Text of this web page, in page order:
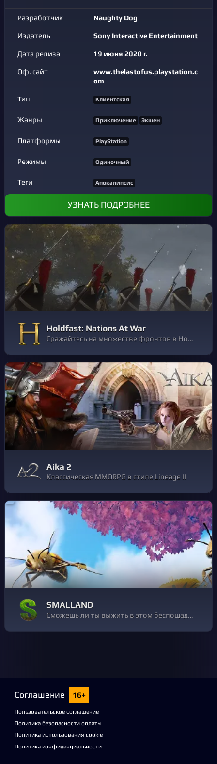
Разработчик Naughty Dog
Издатель Sony Interactive Entertainment
Дата релиза 19 июня 2020 г.
Оф. сайт
www.thelastofus.playstation.c
om
Тип Клиентская
Жанры Приключение Экшен
Платформы PlayStation
Режимы Одиночный
Теги Апокалипсис
УЗНАТЬ ПОДРОБНЕЕ
Holdfast: Nations At War
Сражайтесь на множестве фронтов в Holdfast: Nations At War - соревновательном многопользовательском шутере от первого и третьего лица, разворачивающимся в великую Наполеоновскую эру. Устремитесь в битву с более чем 150 игроками на одном сервере!
Aika 2
Классическая MMORPG в стиле Lineage II
SMALLAND
Сможешь ли ты выжить в этом беспощадном мире?
Соглашение 16+
Пользовательское соглашение
Политика безопасности оплаты
Политика использования cookie
Политика конфиденциальности